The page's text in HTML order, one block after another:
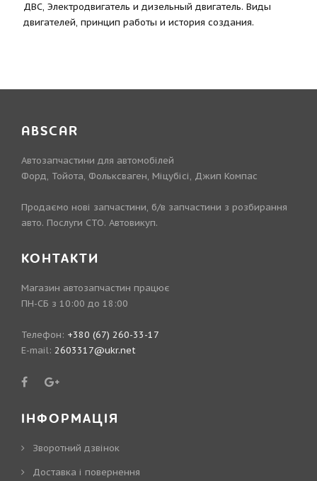
ДВС, Электродвигатель и дизельный двигатель. Виды
двигателей, принцип работы и история создания.
ABSCAR
Автозапчастини для автомобілей
Форд, Тойота, Фольксваген, Міцубісі, Джип Компас
Продаємо нові запчастини, б/в запчастини з розбирання
авто. Послуги СТО. Автовикуп.
КОНТАКТИ
Магазин автозапчастин працює
ПН-СБ з 10:00 до 18:00
Телефон: +380 (67) 260-33-17
E-mail: 2603317@ukr.net
ІНФОРМАЦІЯ
Зворотний дзвінок
Доставка і повернення